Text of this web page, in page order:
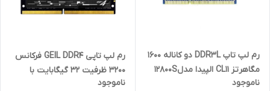
رم لپ تاپ DDR3L دو کاناله 1600
مگاهرتز CL11 الپیدا مدل12800S
ظرفیت 8 گیگابایت
ناموجود
رم لپ تاپی GEIL DDR4 فرکانس
3200 ظرفیت 32 گیگابایت با
گارانتی آواژنگ
ناموجود